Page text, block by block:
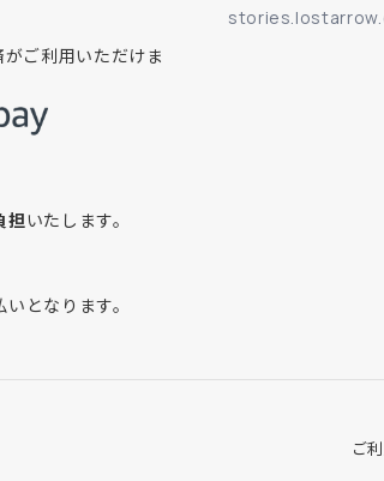
ご利用いただけま
担いたします。
となります。
ご